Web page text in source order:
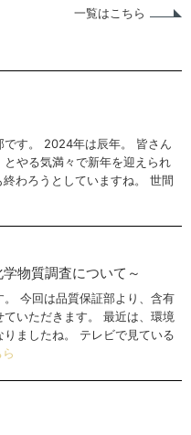
一覧はこちら
す。 2024年は辰年。 皆さん
やる気満々で新年を迎えられ
わろうとしていますね。 世間
物質調査について～
今回は品質保証部より、含有
いただきます。 最近は、環境
ましたね。 テレビで見ている